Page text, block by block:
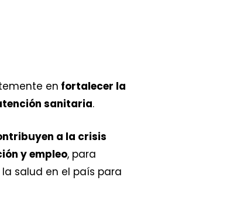
en fortalecer la
sanitaria.
a la crisis
y empleo, para
salud en el país para